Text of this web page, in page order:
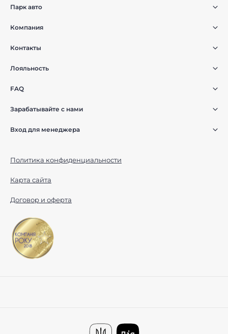
Парк авто
Компания
Контакты
Лояльность
FAQ
Зарабатывайте с нами
Вход для менеджера
Политика конфиденциальности
Карта сайта
Договор и оферта